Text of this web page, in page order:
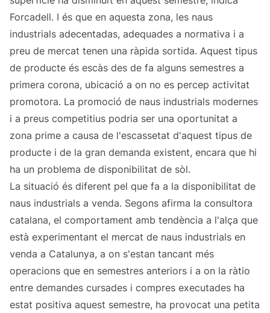
Forcadell. I és que en aquesta zona, les naus
industrials adecentadas, adequades a normativa i a
preu de mercat tenen una ràpida sortida. Aquest tipus
de producte és escàs des de fa alguns semestres a
primera corona, ubicació a on no es percep activitat
promotora. La promoció de naus industrials modernes
i a preus competitius podria ser una oportunitat a
zona prime a causa de l'escassetat d'aquest tipus de
producte i de la gran demanda existent, encara que hi
ha un problema de disponibilitat de sòl.
La situació és diferent pel que fa a la disponibilitat de
naus industrials a venda. Segons afirma la consultora
catalana, el comportament amb tendència a l'alça que
està experimentant el mercat de naus industrials en
venda a Catalunya, a on s'estan tancant més
operacions que en semestres anteriors i a on la ràtio
entre demandes cursades i compres executades ha
estat positiva aquest semestre, ha provocat una petita